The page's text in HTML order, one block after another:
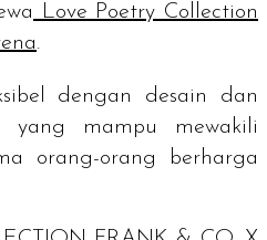
Love Poetry Collection
.
dengan desain dan
yang mampu mewakili
orang-orang berharga